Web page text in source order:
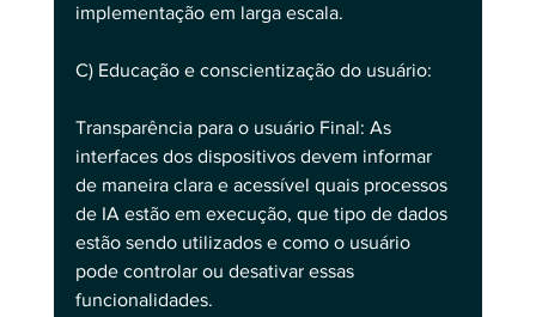
implementação em larga escala.
C) Educação e conscientização do usuário:
Transparência para o usuário Final: As
interfaces dos dispositivos devem informar
de maneira clara e acessível quais processos
de IA estão em execução, que tipo de dados
estão sendo utilizados e como o usuário
pode controlar ou desativar essas
funcionalidades.